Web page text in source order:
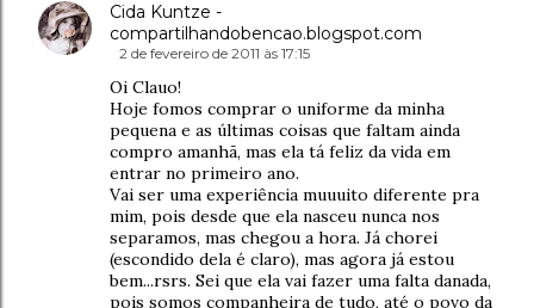
Cida Kuntze -
compartilhandobencao.blogspot.com
2 de fevereiro de 2011 às 17:15
Oi Clauo!
Hoje fomos comprar o uniforme da minha
pequena e as últimas coisas que faltam ainda
compro amanhã, mas ela tá feliz da vida em
entrar no primeiro ano.
Vai ser uma experiência muuuito diferente pra
mim, pois desde que ela nasceu nunca nos
separamos, mas chegou a hora. Já chorei
(escondido dela é claro), mas agora já estou
bem...rsrs. Sei que ela vai fazer uma falta danada,
pois somos companheira de tudo, até o povo da